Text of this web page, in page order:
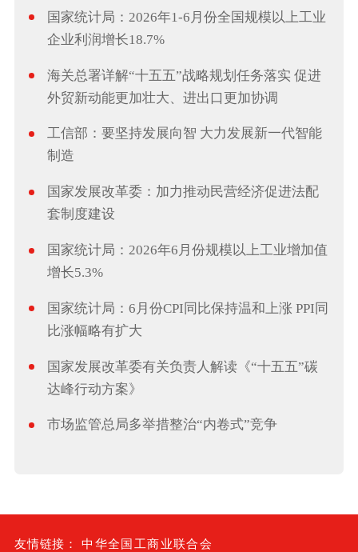
国家统计局：2026年1-6月份全国规模以上工业
企业利润增长18.7%
海关总署详解“十五五”战略规划任务落实 促进
外贸新动能更加壮大、进出口更加协调
工信部：要坚持发展向智 大力发展新一代智能
制造
国家发展改革委：加力推动民营经济促进法配
套制度建设
国家统计局：2026年6月份规模以上工业增加值
增长5.3%
国家统计局：6月份CPI同比保持温和上涨 PPI同
比涨幅略有扩大
国家发展改革委有关负责人解读《“十五五”碳
达峰行动方案》
市场监管总局多举措整治“内卷式”竞争
友情链接：
中华全国工商业联合会